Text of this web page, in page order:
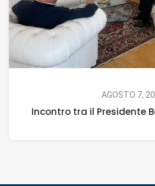
AGOSTO 7,
Incontro tra il Presidente